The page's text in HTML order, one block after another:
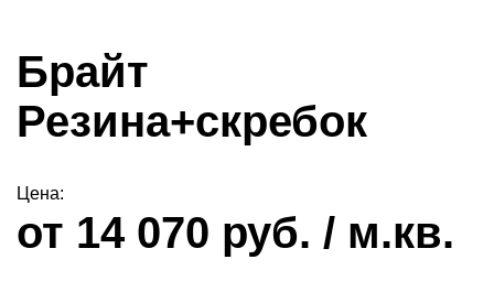
Брайт
Резина+скребок
Цена:
от 14 070 руб. / м.кв.